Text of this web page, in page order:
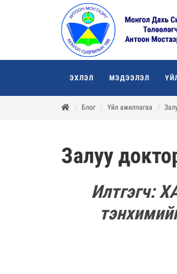
ЭХЛЭЛ МЭДЭЭЛЭЛ
Блог Үйл ажиллагаа
Залуу
Илтгэгч: